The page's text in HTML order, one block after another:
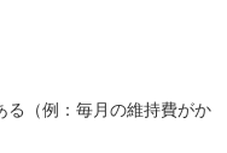
る（例：毎月の維持費がか